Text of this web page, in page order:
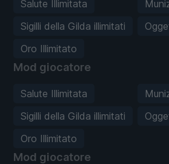
Salute Illimitata
Sigilli della Gilda illimitati
Oro Illimitato
Mod giocatore
Salute Illimitata
Sigilli della Gilda illimitati
Oro Illimitato
Mod giocatore